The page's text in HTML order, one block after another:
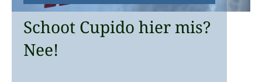
Schoot Cupido hier mis?
Nee!